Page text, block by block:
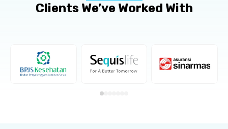
Clients We’ve Worked With